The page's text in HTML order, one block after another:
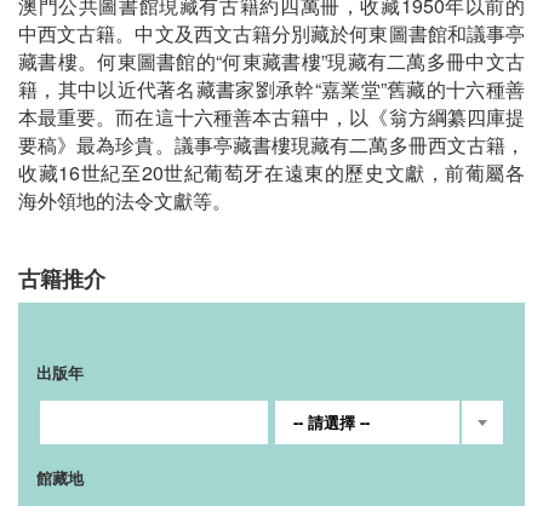
中西文古籍。中文及西文古籍分別藏於何東圖書館和議事亭
藏書樓。何東圖書館的“何東藏書樓”現藏有二萬多冊中文古
籍，其中以近代著名藏書家劉承幹“嘉業堂”舊藏的十六種善
本最重要。而在這十六種善本古籍中，以《翁方綱纂四庫提
要稿》最為珍貴。議事亭藏書樓現藏有二萬多冊西文古籍，
收藏16世紀至20世紀葡萄牙在遠東的歷史文獻，前葡屬各
海外領地的法令文獻等。
古籍推介
出版年
-- 請選擇 --
館藏地